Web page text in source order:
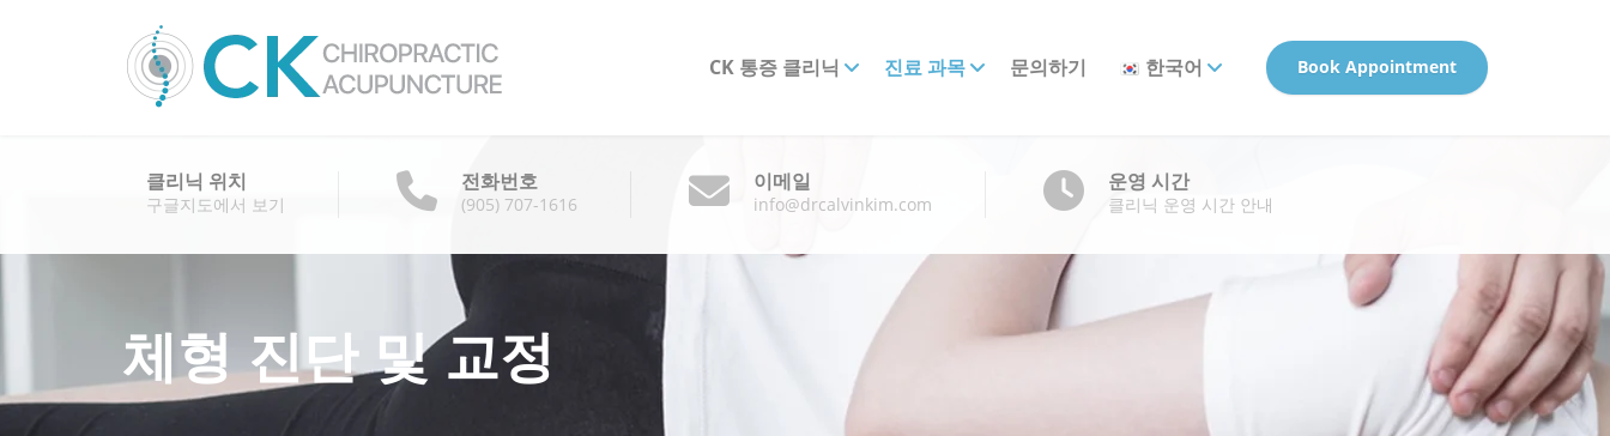
CK 통증 클리닉 진료 과목 문의하기 한국어 Book Appointment
클리닉 위치
구글지도에서 보기
전화번호
(905) 707-1616
이메일
info@drcalvinkim.com
운영 시간
클리닉 운영 시간 안내
체형 진단 및 교정